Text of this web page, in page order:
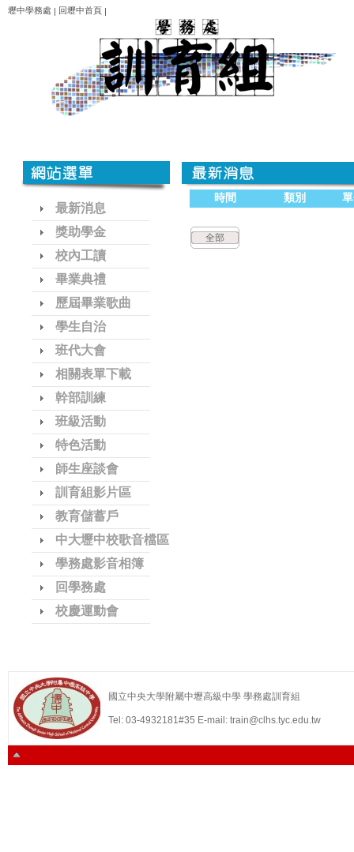
壢中學務處 | 回壢中首頁 |
最新消息
獎助學金
校內工讀
畢業典禮
歷屆畢業歌曲
學生自治
班代大會
相關表單下載
幹部訓練
班級活動
特色活動
師生座談會
訓育組影片區
教育儲蓄戶
中大壢中校歌音檔區
學務處影音相簿
回學務處
校慶運動會
時間 類別
全部
國立中央大學附屬中壢高級中學 學務處訓育組
Tel: 03-4932181#35 E-mail: train@clhs.tyc.edu.tw